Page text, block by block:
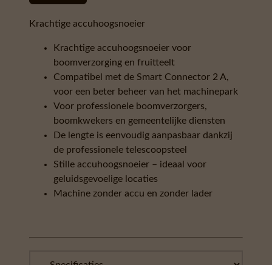
Krachtige accuhoogsnoeier
Krachtige accuhoogsnoeier voor
boomverzorging en fruitteelt
Compatibel met de Smart Connector 2 A,
voor een beter beheer van het machinepark
Voor professionele boomverzorgers,
boomkwekers en gemeentelijke diensten
De lengte is eenvoudig aanpasbaar dankzij
de professionele telescoopsteel
Stille accuhoogsnoeier – ideaal voor
geluidsgevoelige locaties
Machine zonder accu en zonder lader